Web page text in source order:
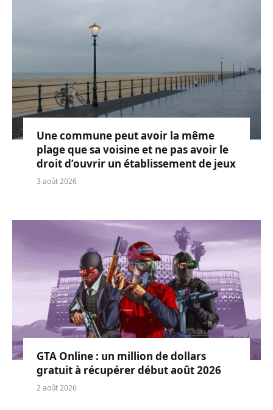
Une commune peut avoir la même
plage que sa voisine et ne pas avoir le
droit d’ouvrir un établissement de jeux
3 août 2026
GTA Online : un million de dollars
gratuit à récupérer début août 2026
2 août 2026